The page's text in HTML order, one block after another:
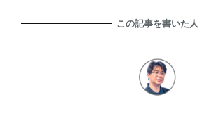
この記事を書いた人